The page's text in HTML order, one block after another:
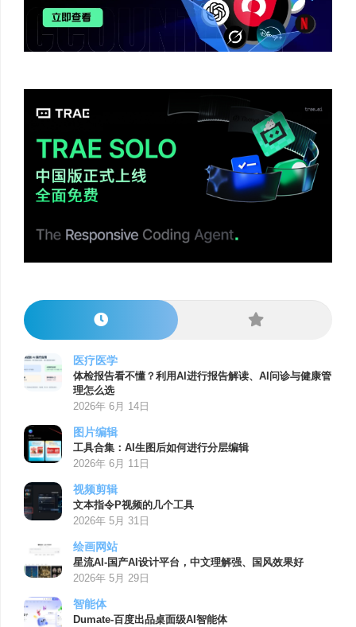
医疗医学
体检报告看不懂？利用AI进行报告解读、AI问诊与健康管
理怎么选
2026年 6月 14日
图片编辑
工具合集：AI生图后如何进行分层编辑
2026年 6月 11日
视频剪辑
文本指令P视频的几个工具
2026年 5月 31日
绘画网站
星流AI-国产AI设计平台，中文理解强、国风效果好
2026年 5月 29日
智能体
Dumate-百度出品桌面级AI智能体